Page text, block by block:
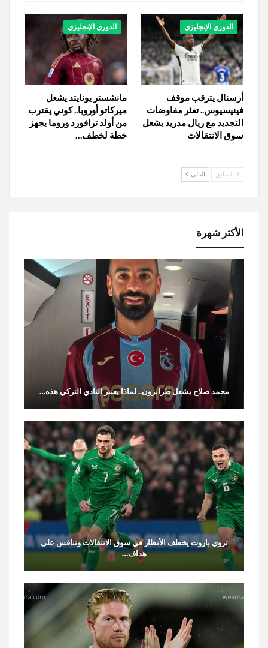
الدوري الإنجليزي
أرسنال يترقب موقف
فينيسيوس.. تعثر مفاوضات
التجديد مع ريال مدريد يشعل
سوق الانتقالات
الدوري الإنجليزي
مانشستر يونايتد يشعل
ميركاتو أوروبا.. كوني يقترب
من أولد ترافورد وروما يجهز
خطة لخطف…
السابق التالي
الأكثر شهرة
محمد صلاح يشعل طرابزون.. لماذا يعتبر النادي التركي هذه…
تروي باروت يخطف الأنظار في سوق الانتقالات وتنافس على
هداف…